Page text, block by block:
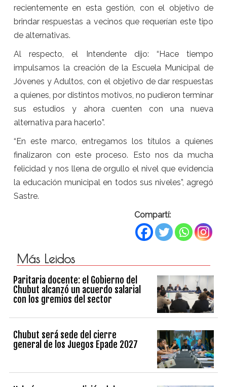
recientemente en esta gestión, con el objetivo de
brindar respuestas a vecinos que requerían este tipo
de alternativas.
Al respecto, el Intendente dijo: “Hace tiempo
impulsamos la creación de la Escuela Municipal de
Jóvenes y Adultos, con el objetivo de dar respuestas
a quienes, por distintos motivos, no pudieron terminar
sus estudios y ahora cuenten con una nueva
alternativa para hacerlo”.
“En este marco, entregamos los títulos a quienes
finalizaron con este proceso. Esto nos da mucha
felicidad y nos llena de orgullo el nivel que evidencia
la educación municipal en todos sus niveles”, agregó
Sastre.
Compartí:
Más Leidos
Paritaria docente: el Gobierno del
Chubut alcanzó un acuerdo salarial
con los gremios del sector
Chubut será sede del cierre
general de los Juegos Epade 2027